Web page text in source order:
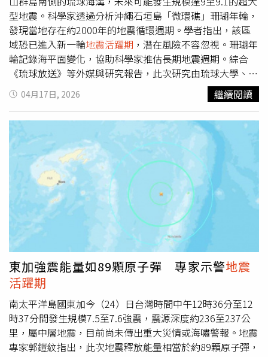
型地震。科學家透過分析沖繩石垣島「微環礁」珊瑚年輪，
發現當地存在約2000年的地震循環週期。學者指出，該區
域恐已進入新一輪地震活躍期 ，潛在風險不容忽視。珊瑚年
輪記錄海平面變化，協助科學家推估長期地震週期。綜合
《琉球放送》等外媒與研究報告，此次研究由琉球大學、東
京大學地震研究所與法國研究機構共同進行，選定石垣島名
藏灣的珊瑚樣本作為分析對象。研究人員利用當地特殊的
「微環礁」（Microatoll），透過其生長受海平面限制的特
性，判讀長時間尺度的地殼變動紀錄。研究指出，珊瑚無法
突破海平面持續向上生長，一旦海底因強震產生抬升或下
沉，其生長高度便會留下明顯變化；再加上每年形成的年輪
結構，使研究團隊得以回溯約5000年的地殼活動歷史。透
過分析約20個地點的樣本，進一步確認該區域存在約2000
年為一輪的地震「超級週期」，地震活動會在活躍期與平靜
期之間交替出現。珊瑚年輪揭示長期地震規律，沖繩地區潛
藏強震風險。進一步比對顯示，在過去數個週期中，一旦進
入地震活躍期
，曾發生規模9等級以上強震，並伴隨海底在
短時間內抬升約1至2公尺的現象。研究團隊指出，目前觀測
到的變化，與過去活躍期初期的特徵相似。針對外界認為沖
繩長期少震的印象，學者指出，這僅反映近約100年的短期
觀察結果。琉球大學教授中村衛表示，若從數千年尺度來
看，該區域實際上屬於地震活動頻繁地帶，現階段的平靜可
能只是週期中的過渡期。他進一步指出，自1771年造成重
大傷亡的明和大海嘯以來，沖繩地區可能正逐步邁入下一個
04月17日, 2026 繼續閱讀
東加強震能量如89顆原子彈 專家示警地震
活躍期
南太平洋島國東加今（24）日台灣時間中午12時36分至12
時37分間發生規模7.5至7.6強震，震源深度約236至237公
里，屬中層地震，目前尚未傳出重大災情或海嘯警報。地震
專家郭鎧紋指出，此次地震釋放能量相當於約89顆原子彈，